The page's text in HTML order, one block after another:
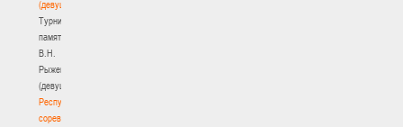
(девушки)
Турнир
памяти
В.Н.
Рыженкова
(девушки)
Республиканские
соревнования